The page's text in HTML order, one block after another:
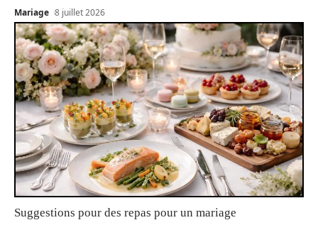
Mariage 8 juillet 2026
Suggestions pour des repas pour un mariage